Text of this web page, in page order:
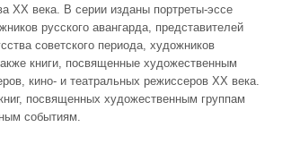
ХХ века. В серии изданы портреты-эссе
русского авангарда, представителей
советского периода, художников
книги, посвященные художественным
кино- и театральных режиссеров ХХ века.
посвященных художественным группам
событиям.